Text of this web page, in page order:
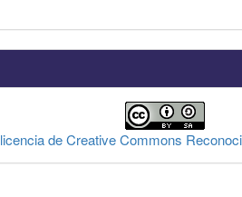
licencia de Creative Commons